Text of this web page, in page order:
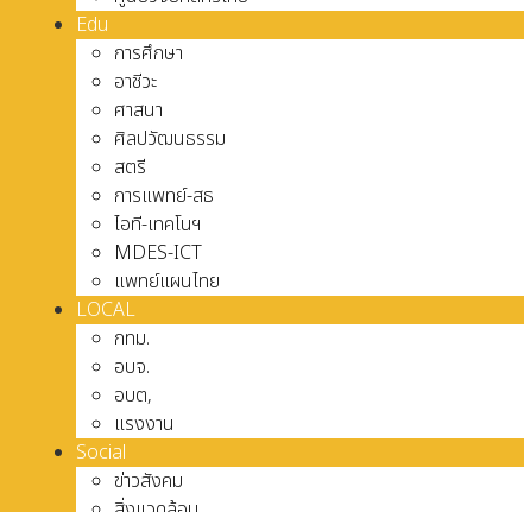
Edu
การศึกษา
อาชีวะ
ศาสนา
ศิลปวัฒนธรรม
สตรี
การแพทย์-สธ
ไอที-เทคโนฯ
MDES-ICT
แพทย์แผนไทย
LOCAL
กทม.
อบจ.
อบต,
แรงงาน
Social
ข่าวสังคม